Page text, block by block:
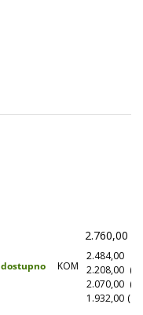
dostupno KOM
2.760,00
2.484,00
2.208,00
2.070,00
1.932,00